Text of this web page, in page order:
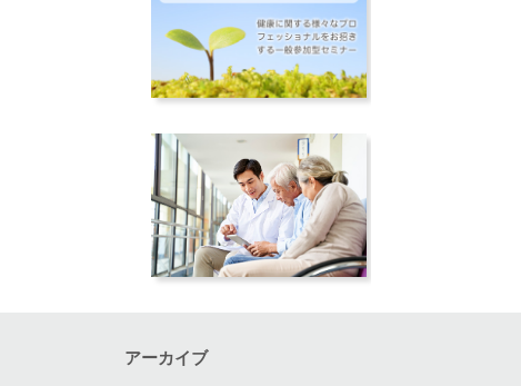
アーカイブ